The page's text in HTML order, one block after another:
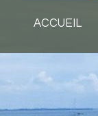
ACCUEIL